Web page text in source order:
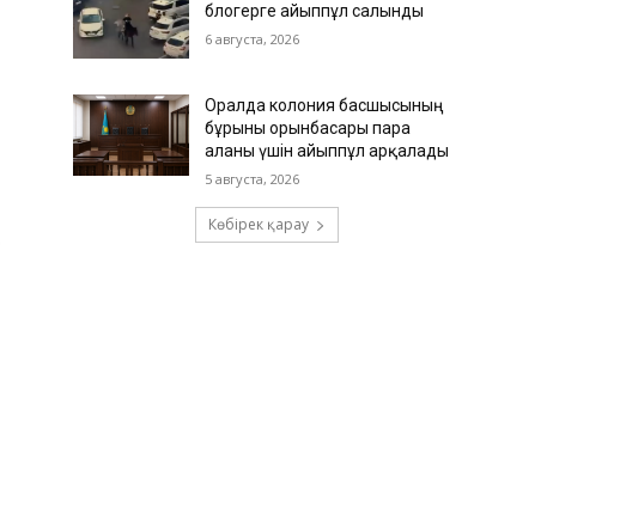
блогерге айыппұл салынды
6 августа, 2026
Оралда колония басшысының
бұрынғы орынбасары пара
алғаны үшін айыппұл арқалады
5 августа, 2026
Көбірек қарау